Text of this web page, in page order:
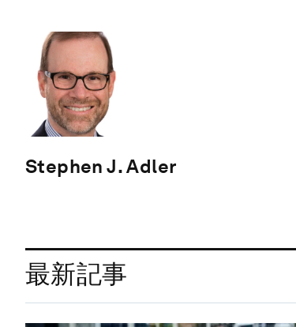
Stephen J. Adler
最新記事